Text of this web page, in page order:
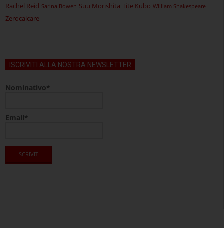
Rachel Reid Sarina Bowen Suu Morishita Tite Kubo William Shakespeare
Zerocalcare
ISCRIVITI ALLA NOSTRA NEWSLETTER
Nominativo*
Email*